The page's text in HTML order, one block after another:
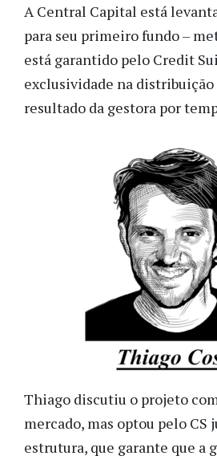
A Central Capital está
para seu primeiro fundo –
está garantido pelo Credit
exclusividade na
resultado da gestora por
Thiago discutiu o projeto
mercado, mas optou pelo CS
estrutura, que garante que a